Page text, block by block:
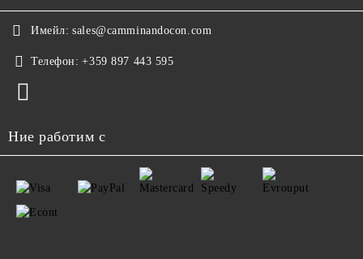
Имейл: sales@camminandocon.com
Телефон: +359 897 443 595
Ние работим с